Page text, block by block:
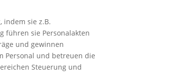
indem sie z.B.
führen sie Personalakten
und gewinnen
Personal und betreuen die
Steuerung und